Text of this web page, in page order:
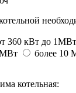
360 кВт до 1МВт
МВт
более 10
котельная: